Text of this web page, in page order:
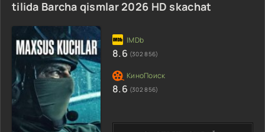
tilida Barcha qismlar 2026 HD skachat
8.6 (302 856)
8.6 (302 856)